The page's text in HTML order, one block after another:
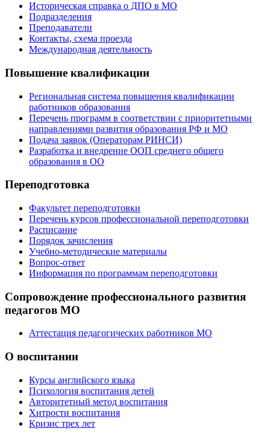
Историческая справка о ДПО в МО
Подразделения
Преподаватели
Контакты, схема проезда
Международная деятельность
Повышение квалификации
Региональная система повышения квалификации
работников образования
Перечень программ в соответствии с приоритетными
направлениями развития образования РФ и МО
Подача заявок (Операторам РИНСИ)
Разработка и внедрение ООП среднего общего
образования в ОО
Переподготовка
Факультет переподготовки
Перечень курсов профессиональной переподготовки
Расписание
Порядок зачисления
Учебно-методические материалы
Вопрос-ответ
Информация по программам переподготовки
Сопровождение профессионального развития
педагогов МО
Аттестация педагогических работников МО
О воспитании
Курсы английского языка
Психология воспитания детей
Авторитетный метод воспитания
Хитрости воспитания
Кризис трех лет